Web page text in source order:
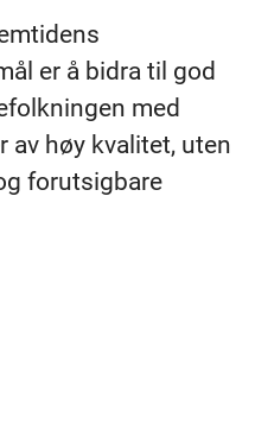
er å bidra til god
med
av høy kvalitet, uten
forutsigbare